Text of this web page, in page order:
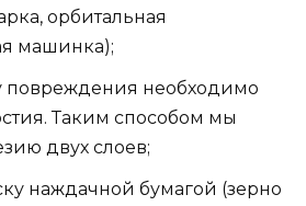
орбитальная
машинка);
повреждения необходимо
Таким способом мы
двух слоев;
наждачной бумагой (зерно